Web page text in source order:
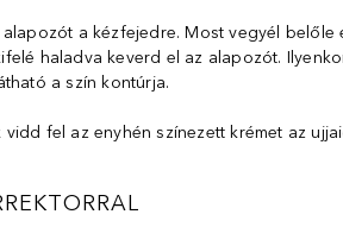
a kézfejedre. Most vegyél
haladva keverd el az alapozót.
a szín kontúrja.
fel az enyhén színezett krémet az